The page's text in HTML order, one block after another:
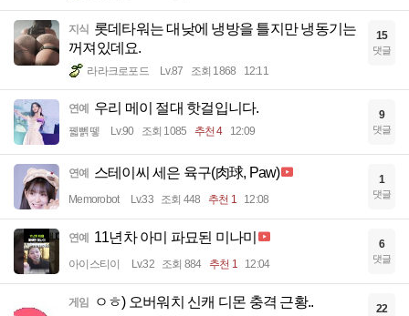
지식
롯데타워는 대낮에 냉방을 틀지만 냉동기는
꺼져있데요.
라라크로포드 Lv.87 조회 1868 12:11
15
댓글
연예 우리 메이 절대 핫걸입니다.
꿻뻵뗗 Lv.90 조회 1085 추천 4 12:09
9
댓글
연예 스테이씨 세은 육구(肉球, Paw)
Memorobot Lv.33 조회 448 추천 1 12:08
1
댓글
연예 11년차 아미 파묘된 미나미
아이스티이 Lv.32 조회 884 추천 1 12:04
6
댓글
게임 ㅇㅎ) 오버워치 신캐 디몬 충격 근황.. 22